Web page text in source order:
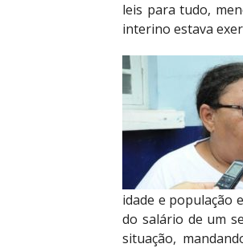
leis para tudo,
interino estava
idade e população
do salário de um
situação,